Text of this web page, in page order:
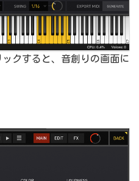
クすると、音創りの画面に